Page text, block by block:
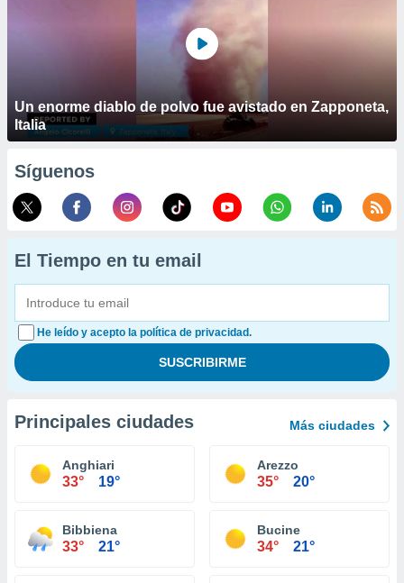
Un enorme diablo de polvo fue avistado en Zapponeta,
Italia
Síguenos
El Tiempo en tu email
He leído y acepto la política de privacidad.
Principales ciudades Más ciudades
Anghiari
33° 19°
Arezzo
35° 20°
Bibbiena
33° 21°
Bucine
34° 21°